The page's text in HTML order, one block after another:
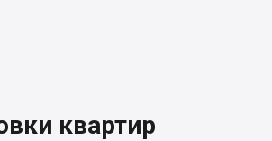
квартир